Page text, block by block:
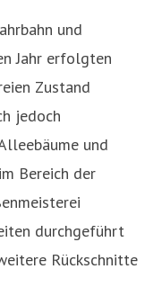
und
Jahr erfolgten
Zustand
jedoch
und
Bereich der
durchgeführt
Rückschnitte